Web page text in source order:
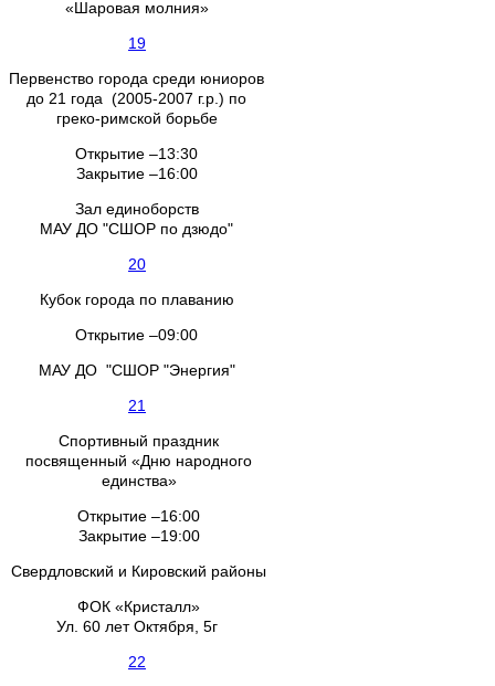
«Шаровая молния»
19
Первенство города среди юниоров
до 21 года (2005-2007 г.р.) по
греко-римской борьбе
Открытие –13:30
Закрытие –16:00
Зал единоборств
МАУ ДО "СШОР по дзюдо"
20
Кубок города по плаванию
Открытие –09:00
МАУ ДО "СШОР "Энергия"
21
Спортивный праздник
посвященный «Дню народного
единства»
Открытие –16:00
Закрытие –19:00
Свердловский и Кировский районы
ФОК «Кристалл»
Ул. 60 лет Октября, 5г
22